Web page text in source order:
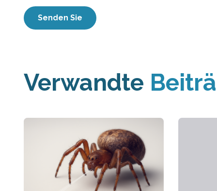
Verwandte